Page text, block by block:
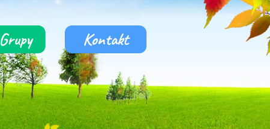
Grupy Kontakt